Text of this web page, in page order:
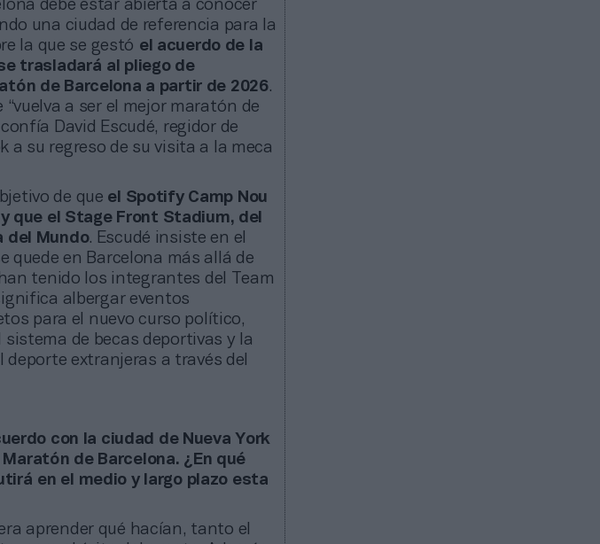
debe estar abierta a conocer
una ciudad de referencia para la
la que se gestó el acuerdo de la
trasladará al pliego de
de Barcelona a partir de 2026.
a ser el mejor maratón de
David Escudé, regidor de
a su regreso de su visita a la meca
de que el Spotify Camp Nou
que el Stage Front Stadium, del
del Mundo. Escudé insiste en el
quede en Barcelona más allá de
tenido los integrantes del Team
albergar eventos
para el nuevo curso político,
de becas deportivas y la
extranjeras a través del
con la ciudad de Nueva York
de Barcelona. ¿En qué
en el medio y largo plazo esta
aprender qué hacían, tanto el